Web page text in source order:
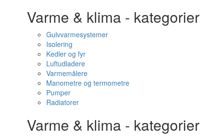
Varme & klima - kategorier
Gulvvarmesystemer
Isolering
Kedler og fyr
Luftudladere
Varmemålere
Manometre og termometre
Pumper
Radiatorer
Varme & klima - kategorier